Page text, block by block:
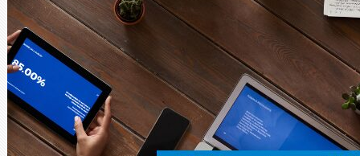
× 80°のノーマルモード、長
ードを切り替えて使用するこ
ることなく、単一のデバイス
うにします。遠距離まで届く